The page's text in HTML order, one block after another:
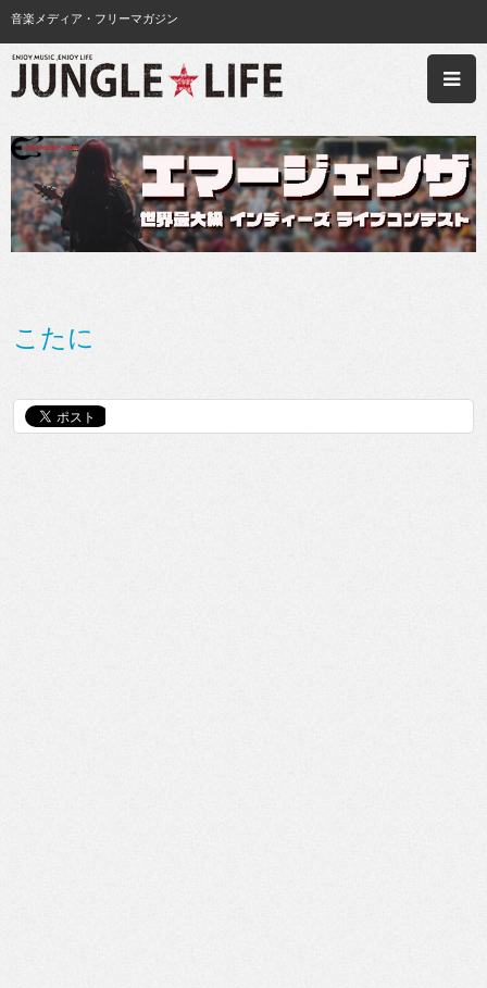
音楽メディア・フリーマガジン
こたに